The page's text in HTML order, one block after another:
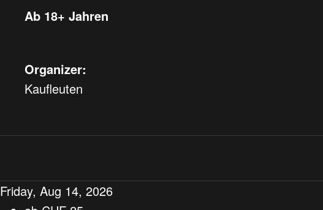
Ab 18+ Jahren
Organizer:
Kaufleuten
Friday, Aug 14, 2026